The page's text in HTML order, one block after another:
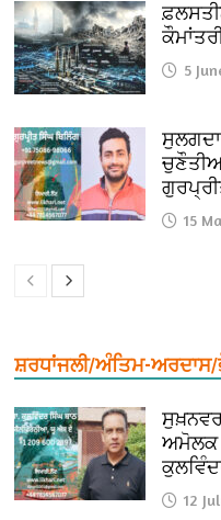
5
ਸੁਲਗਦਾ
15
ਸ਼ਰਧਾਂਜਲੀ/ਅੰਤਿਮ-
ਅਮੋਲਕ
12